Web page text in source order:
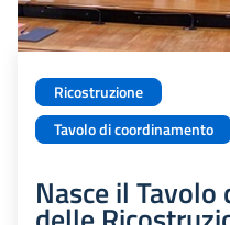
Ricostruzione
Tavolo di coordinamento
Nasce il